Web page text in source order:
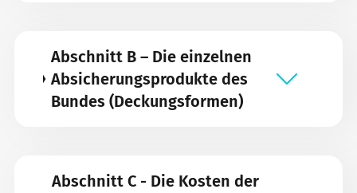
Abschnitt B – Die einzelnen
Absicherungsprodukte des
Bundes (Deckungsformen)
Abschnitt C - Die Kosten der